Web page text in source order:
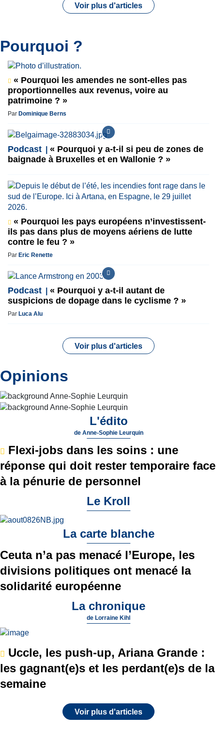
Voir plus d'articles
Pourquoi ?
« Pourquoi les amendes ne sont-elles pas
proportionnelles aux revenus, voire au
patrimoine ? »
Par Dominique Berns
Podcast
« Pourquoi y a-t-il si peu de zones de
baignade à Bruxelles et en Wallonie ? »
« Pourquoi les pays européens n’investissent-
ils pas dans plus de moyens aériens de lutte
contre le feu ? »
Par Eric Renette
Podcast
« Pourquoi y a-t-il autant de
suspicions de dopage dans le cyclisme ? »
Par Luca Alu
Voir plus d'articles
Opinions
L'édito
de Anne-Sophie Leurquin
Flexi-jobs dans les soins : une
réponse qui doit rester temporaire face
à la pénurie de personnel
Le Kroll
La carte blanche
Ceuta n’a pas menacé l’Europe, les
divisions politiques ont menacé la
solidarité européenne
La chronique
de Lorraine Kihl
Uccle, les push-up, Ariana Grande :
les gagnant(e)s et les perdant(e)s de la
semaine
Voir plus d'articles